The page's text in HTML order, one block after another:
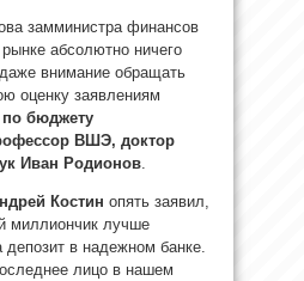
замминистра финансов
абсолютно ничего
внимание обращать
оценку заявлениям
по бюджету
ВШЭ, доктор
Иван Родионов
Костин опять заявил,
миллиончик лучше
в надежном банке.
лицо в нашем